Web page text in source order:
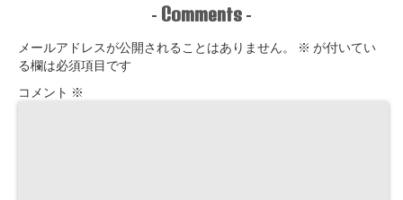
- Comments -
メールアドレスが公開されることはありません。 ※ が付いてい
る欄は必須項目です
コメント ※